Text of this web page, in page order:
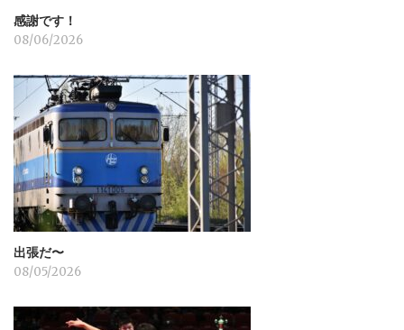
感謝です！
08/06/2026
出張だ〜
08/05/2026